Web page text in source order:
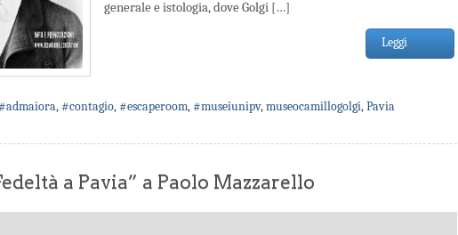
generale e istologia, dove Golgi […]
Leggi
,#contagio,#escaperoom,#museiunipv,museocamillogolgi,Pavia
a Pavia” a Paolo Mazzarello